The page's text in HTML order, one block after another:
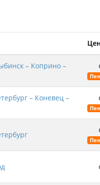
– Коприно –
– Коневец –